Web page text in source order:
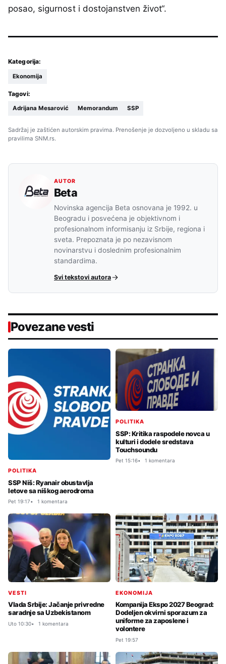
posao, sigurnost i dostojanstven život“.
Kategorija:
Ekonomija
Tagovi:
Adrijana Mesarović Memorandum SSP
Sadržaj je zaštićen autorskim pravima. Prenošenje je dozvoljeno u skladu sa
pravilima SNM.rs.
AUTOR
Beta
Novinska agencija Beta osnovana je 1992. u
Beogradu i posvećena je objektivnom i
profesionalnom informisanju iz Srbije, regiona i
sveta. Prepoznata je po nezavisnom
novinarstvu i doslednim profesionalnim
standardima.
Svi tekstovi autora
Povezane vesti
POLITIKA
SSP Niš: Ryanair obustavlja
letove sa niškog aerodroma
Pet 19:17 1 komentara
POLITIKA
SSP: Kritika raspodele novca u
kulturi i dodele sredstava
Touchsoundu
Pet 15:16 1 komentara
VESTI
Vlada Srbije: Jačanje privredne
saradnje sa Uzbekistanom
Uto 10:30 1 komentara
EKONOMIJA
Kompanija Ekspo 2027 Beograd:
Dodeljen okvirni sporazum za
uniforme za zaposlene i
volontere
Pet 19:57